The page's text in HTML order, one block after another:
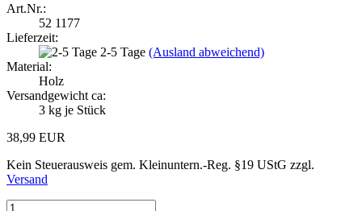
Art.Nr.:
52 1177
Lieferzeit:
2-5 Tage (Ausland abweichend)
Material:
Holz
Versandgewicht ca:
3 kg je Stück
38,99 EUR
Kein Steuerausweis gem. Kleinuntern.-Reg. §19 UStG zzgl.
Versand